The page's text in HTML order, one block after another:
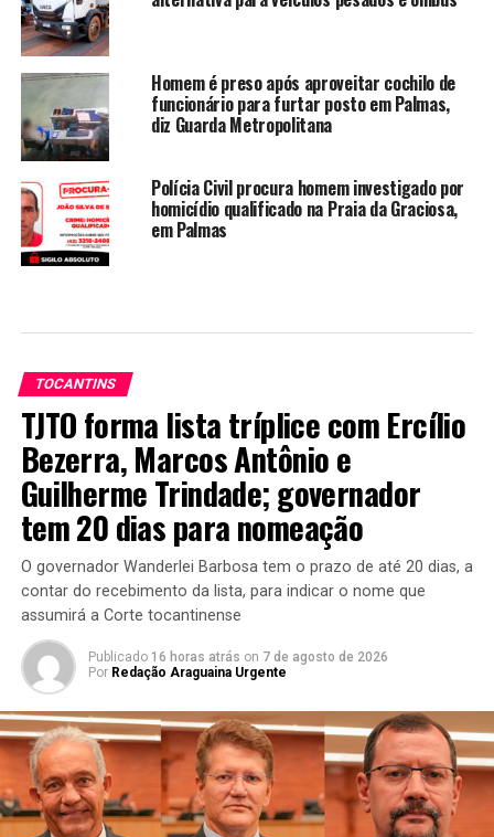
Homem é preso após aproveitar cochilo de
funcionário para furtar posto em Palmas,
diz Guarda Metropolitana
Polícia Civil procura homem investigado por
homicídio qualificado na Praia da Graciosa,
em Palmas
TOCANTINS
TJTO forma lista tríplice com Ercílio
Bezerra, Marcos Antônio e
Guilherme Trindade; governador
tem 20 dias para nomeação
O governador Wanderlei Barbosa tem o prazo de até 20 dias, a
contar do recebimento da lista, para indicar o nome que
assumirá a Corte tocantinense
Publicado 16 horas atrás on 7 de agosto de 2026
Por Redação Araguaina Urgente